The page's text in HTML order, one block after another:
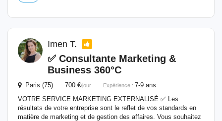
Imen T.
✅ Consultante Marketing &
Business 360°C
Paris (75) 700 €/jour Expérience : 7-9 ans
VOTRE SERVICE MARKETING EXTERNALISÉ ✅ Les
résultats de votre entreprise sont le reflet de vos standards en
matière de marketing et de gestion des affaires. Vous souhaitez